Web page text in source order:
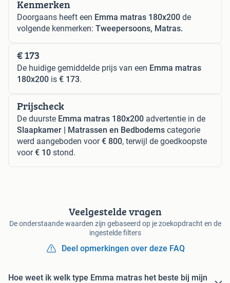
Kenmerken
Doorgaans heeft een Emma matras 180x200 de
volgende kenmerken: Tweepersoons, Matras.
€ 173
De huidige gemiddelde prijs van een Emma matras
180x200 is € 173.
Prijscheck
De duurste Emma matras 180x200 advertentie in de
Slaapkamer | Matrassen en Bedbodems categorie
werd aangeboden voor€ 800, terwijl de goedkoopste
voor€ 10 stond.
Veelgestelde vragen
De onderstaande waarden zijn gebaseerd op je zoekopdracht en de
ingestelde filters
Deel opmerkingen over deze FAQ
Hoe weet ik welk type Emma matras het beste bij mijn